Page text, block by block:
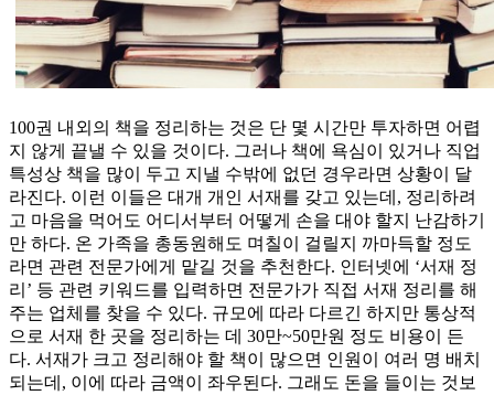
100권 내외의 책을 정리하는 것은 단 몇 시간만 투자하면 어렵
지 않게 끝낼 수 있을 것이다. 그러나 책에 욕심이 있거나 직업
특성상 책을 많이 두고 지낼 수밖에 없던 경우라면 상황이 달
라진다. 이런 이들은 대개 개인 서재를 갖고 있는데, 정리하려
고 마음을 먹어도 어디서부터 어떻게 손을 대야 할지 난감하기
만 하다. 온 가족을 총동원해도 며칠이 걸릴지 까마득할 정도
라면 관련 전문가에게 맡길 것을 추천한다. 인터넷에 ‘서재 정
리’ 등 관련 키워드를 입력하면 전문가가 직접 서재 정리를 해
주는 업체를 찾을 수 있다. 규모에 따라 다르긴 하지만 통상적
으로 서재 한 곳을 정리하는 데 30만~50만원 정도 비용이 든
다. 서재가 크고 정리해야 할 책이 많으면 인원이 여러 명 배치
되는데, 이에 따라 금액이 좌우된다. 그래도 돈을 들이는 것보